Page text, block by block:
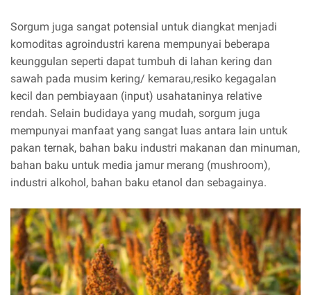
Sorgum juga sangat potensial untuk diangkat menjadi
komoditas agroindustri karena mempunyai beberapa
keunggulan seperti dapat tumbuh di lahan kering dan
sawah pada musim kering/ kemarau,resiko kegagalan
kecil dan pembiayaan (input) usahataninya relative
rendah. Selain budidaya yang mudah, sorgum juga
mempunyai manfaat yang sangat luas antara lain untuk
pakan ternak, bahan baku industri makanan dan minuman,
bahan baku untuk media jamur merang (mushroom),
industri alkohol, bahan baku etanol dan sebagainya.